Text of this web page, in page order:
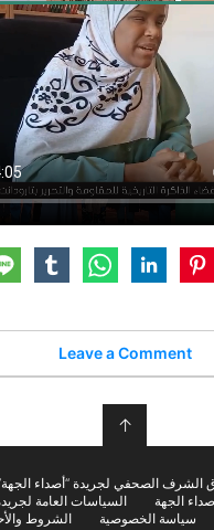
Leave a Comment
↑
الشرف الصحفي لجريدة “أصداء
الجهة
السياسات العامة
سياسة الخصوصية الشروط